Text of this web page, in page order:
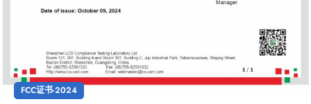
FCC证书-2024